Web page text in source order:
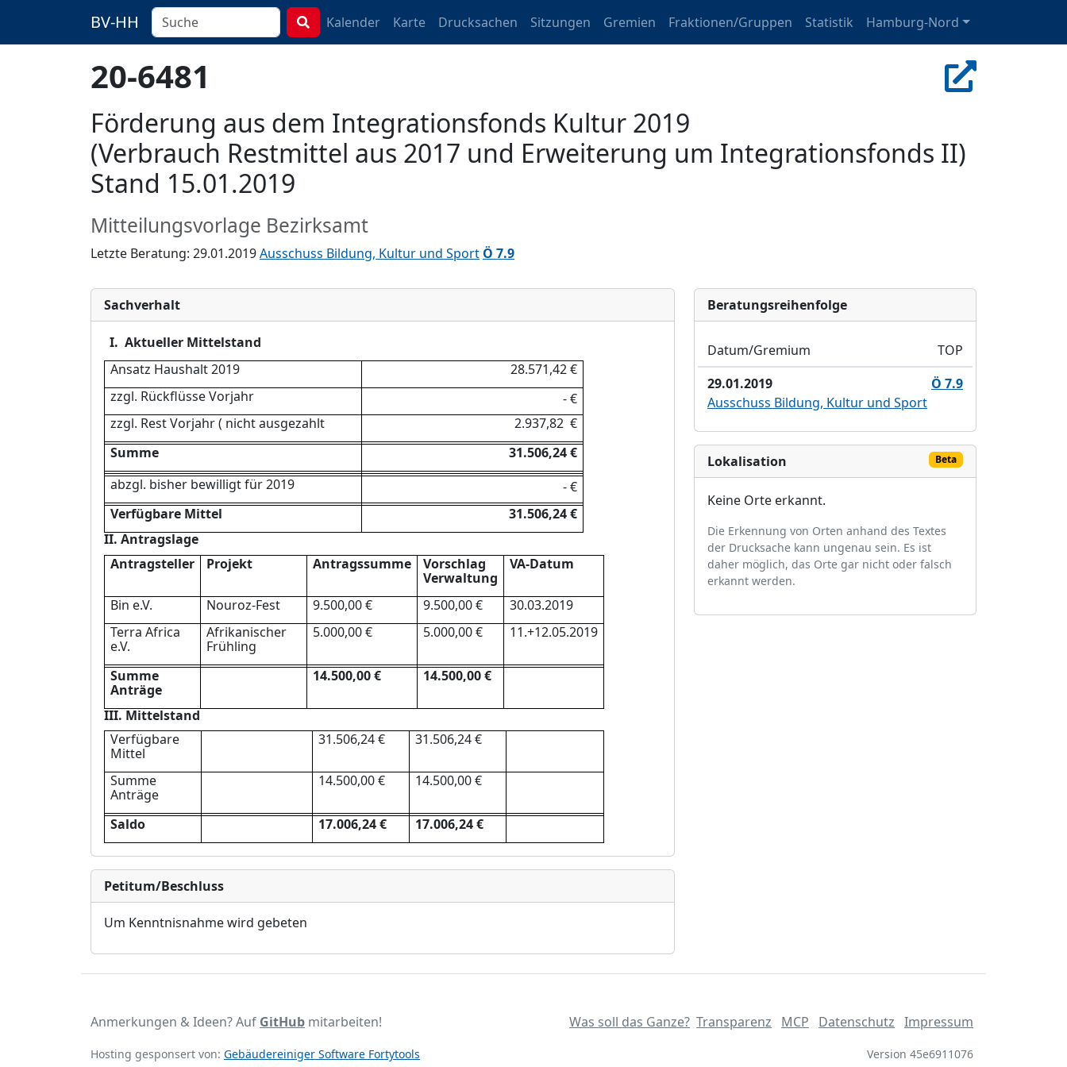
BV-HH Kalender Karte Drucksachen Sitzungen Gremien Fraktionen/Gruppen Statistik Hamburg-Nord
20-6481
Förderung aus dem Integrationsfonds Kultur 2019
(Verbrauch Restmittel aus 2017 und Erweiterung um Integrationsfonds II)
Stand 15.01.2019
Mitteilungsvorlage Bezirksamt
Letzte Beratung: 29.01.2019Ausschuss Bildung, Kultur und Sport Ö 7.9
Sachverhalt
I. Aktueller Mittelstand
Ansatz Haushalt 2019
28.571,42 €
zzgl. Rückflüsse Vorjahr -€
zzgl. Rest Vorjahr ( nicht ausgezahlt
2.937,82 €
Summe
31.506,24 €
abzgl. bisher bewilligt für 2019 -€
Verfügbare Mittel
31.506,24 €
II. Antragslage
Antragsteller
Projekt Antragssumme
Vorschlag
Verwaltung
VA-Datum
Bin e.V. Nouroz-Fest 9.500,00 € 9.500,00 €
30.03.2019
Terra Africa
e.V.
Afrikanischer
Frühling
5.000,00 € 5.000,00 € 11.+12.05.2019
Summe
Anträge
14.500,00 € 14.500,00 €
III. Mittelstand
Verfügbare
Mittel
31.506,24 € 31.506,24 €
Summe
Anträge
14.500,00 € 14.500,00 €
Saldo 17.006,24 € 17.006,24 €
Petitum/Beschluss
Um Kenntnisnahme wird gebeten
Bera­tungs­reihen­folge
Datum/Gremium
TOP
29.01.2019
Ö 7.9
Ausschuss Bildung, Kultur und Sport
Lokalisation Beta
Keine Orte erkannt.
Die Erkennung von Orten anhand des Textes
der Drucksache kann ungenau sein. Es ist
daher möglich, das Orte gar nicht oder falsch
erkannt werden.
Was soll das Ganze? Transparenz MCP Datenschutz Impressum
Version 45e6911076
Anmerkungen & Ideen? Auf GitHub mitarbeiten!
Hosting gesponsert von: Gebäudereiniger Software Fortytools